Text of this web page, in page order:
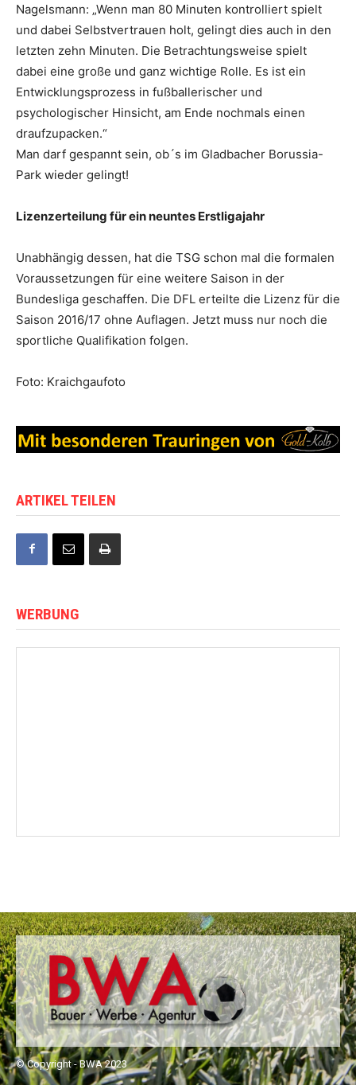
Nagelsmann: „Wenn man 80 Minuten kontrolliert spielt
und dabei Selbstvertrauen holt, gelingt dies auch in den
letzten zehn Minuten. Die Betrachtungsweise spielt
dabei eine große und ganz wichtige Rolle. Es ist ein
Entwicklungsprozess in fußballerischer und
psychologischer Hinsicht, am Ende nochmals einen
draufzupacken.“
Man darf gespannt sein, ob´s im Gladbacher Borussia-
Park wieder gelingt!
Lizenzerteilung für ein neuntes Erstligajahr
Unabhängig dessen, hat die TSG schon mal die formalen
Voraussetzungen für eine weitere Saison in der
Bundesliga geschaffen. Die DFL erteilte die Lizenz für die
Saison 2016/17 ohne Auflagen. Jetzt muss nur noch die
sportliche Qualifikation folgen.
Foto: Kraichgaufoto
ARTIKEL TEILEN
WERBUNG
© Copyright - BWA 2023